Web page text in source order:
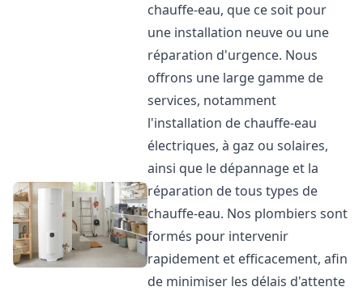
chauffe-eau, que ce soit pour
une installation neuve ou une
réparation d'urgence. Nous
offrons une large gamme de
services, notamment
l'installation de chauffe-eau
électriques, à gaz ou solaires,
ainsi que le dépannage et la
réparation de tous types de
chauffe-eau. Nos plombiers sont
formés pour intervenir
rapidement et efficacement, afin
de minimiser les délais d'attente